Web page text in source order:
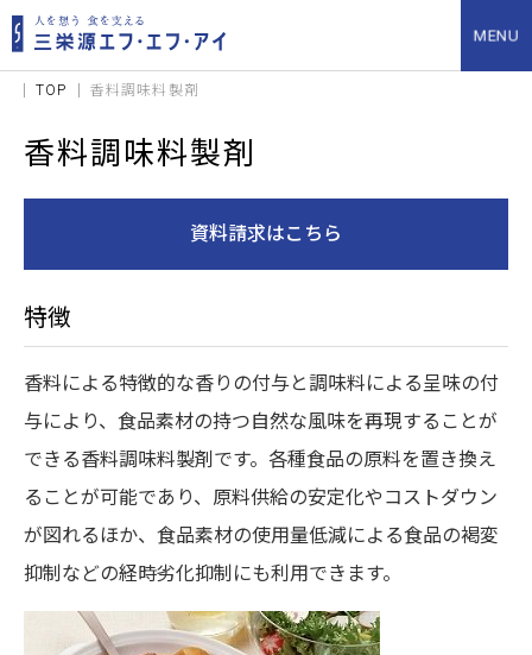
TOP 香料調味料製剤
香料調味料製剤
資料請求はこちら
特徴
香料による特徴的な香りの付与と調味料による呈味の付
与により、食品素材の持つ自然な風味を再現することが
できる香料調味料製剤です。各種食品の原料を置き換え
ることが可能であり、原料供給の安定化やコストダウン
が図れるほか、食品素材の使用量低減による食品の褐変
抑制などの経時劣化抑制にも利用できます。